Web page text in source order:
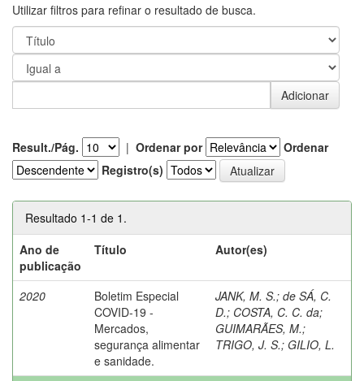
Utilizar filtros para refinar o resultado de busca.
Result./Pág. | Ordenar por
Ordenar
Registro(s)
Resultado 1-1 de 1.
Ano de
publicação
Título Autor(es)
2020
Boletim Especial
COVID-19 -
Mercados,
segurança alimentar
e sanidade.
JANK, M. S.; de SÁ, C.
D.; COSTA, C. C. da;
GUIMARÃES, M.;
TRIGO, J. S.; GILIO, L.